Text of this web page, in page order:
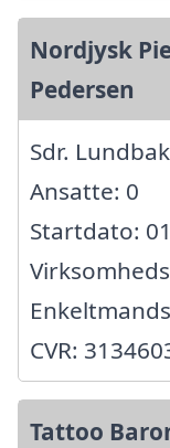
Nordjysk
Pedersen
Sdr.
Ansatte: 0
Startdato:
CVR:
Tattoo